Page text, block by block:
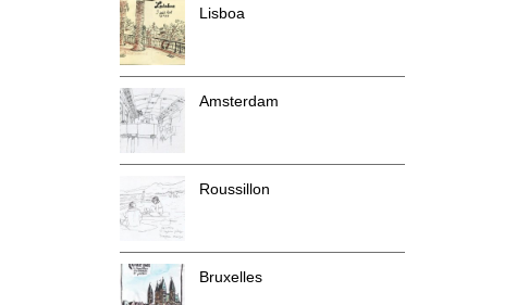
Lisboa
Amsterdam
Roussillon
Bruxelles